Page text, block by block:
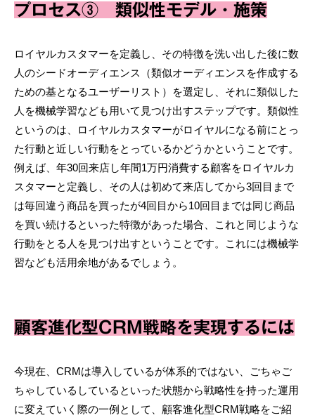
プロセス③ 類似性モデル・施策
ロイヤルカスタマーを定義し、その特徴を洗い出した後に数
人のシードオーディエンス（類似オーディエンスを作成する
ための基となるユーザーリスト）を選定し、それに類似した
人を機械学習なども用いて見つけ出すステップです。類似性
というのは、ロイヤルカスタマーがロイヤルになる前にとっ
た行動と近しい行動をとっているかどうかということです。
例えば、年30回来店し年間1万円消費する顧客をロイヤルカ
スタマーと定義し、その人は初めて来店してから3回目まで
は毎回違う商品を買ったが4回目から10回目までは同じ商品
を買い続けるといった特徴があった場合、これと同じような
行動をとる人を見つけ出すということです。これには機械学
習なども活用余地があるでしょう。
顧客進化型CRM戦略を実現するには
今現在、CRMは導入しているが体系的ではない、ごちゃご
ちゃしているしているといった状態から戦略性を持った運用
に変えていく際の一例として、顧客進化型CRM戦略をご紹